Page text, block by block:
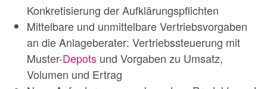
Konkretisierung der Aufklärungspflichten
Mittelbare und unmittelbare Vertriebsvorgaben
an die Anlageberater: Vertriebssteuerung mit
Muster-Depots und Vorgaben zu Umsatz,
Volumen und Ertrag